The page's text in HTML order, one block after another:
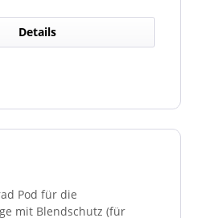
im Geltungsbereich
Details